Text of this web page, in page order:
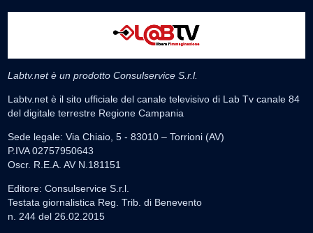
Labtv.net è un prodotto Consulservice S.r.l.
Labtv.net è il sito ufficiale del canale televisivo di Lab Tv canale 84
del digitale terrestre Regione Campania
Sede legale: Via Chiaio, 5 - 83010 – Torrioni (AV)
P.IVA 02757950643
Oscr. R.E.A. AV N.181151
Editore: Consulservice S.r.l.
Testata giornalistica Reg. Trib. di Benevento
n. 244 del 26.02.2015